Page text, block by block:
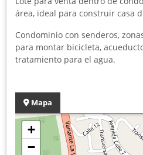
área, ideal para construir casa
Condominio con senderos,
para montar bicicleta,
tratamiento para el agua.
Mapa
+
−